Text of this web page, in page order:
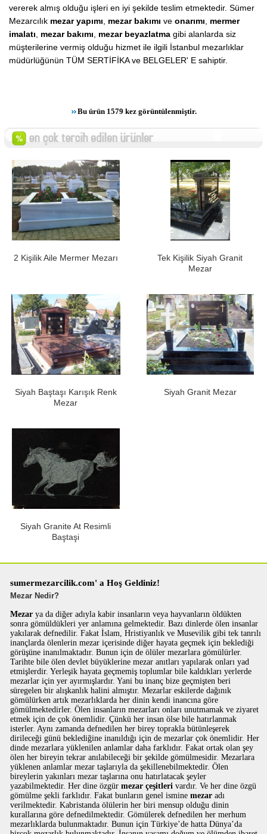
vererek almış olduğu işleri en iyi şekilde teslim etmektedir. Sümer
Mezarcılık mezar yapımı mezar bakımı ve onarımı
mermer
imalatı
mezar bakımı mezar beyazlatmagibi alanlarda siz
müşterilerine vermiş olduğu hizmet ile ilgili İstanbul mezarlıklar
müdürlüğünün TÜM SERTİFİKA ve BELGELER' E sahiptir.
Bu ürün 1579 kez görüntülenmiştir.
2 Kişilik Aile Mermer Mezarı
Tek Kişilik Siyah Granit
Mezar
Siyah Baştaşı Karışık Renk
Mezar
Siyah Granit Mezar
Siyah Granite At Resimli
Baştaşi
sumermezarcilik.com' a Hoş Geldiniz!
Mezar Nedir?
Mezar ya da diğer adıyla kabir insanların veya hayvanların öldükten
sonra gömüldükleri yer anlamına gelmektedir. Bazı dinlerde ölen insanlar
yakılarak defnedilir. Fakat İslam, Hristiyanlık ve Musevilik gibi tek tanrılı
inançlarda ölenlerin mezar içerisinde diğer hayata geçmek için beklediği
görüşüne inanılmaktadır. Bunun için de ölüler mezarlara gömülürler.
Tarihte bile ölen devlet büyüklerine mezar anıtları yapılarak onları yad
etmişlerdir. Yerleşik hayata geçmemiş toplumlar bile kaldıkları yerlerde
mezarlar için yer ayırmışlardır. Yani bu inanç bize geçmişten beri
süregelen bir alışkanlık halini almıştır. Mezarlar eskilerde dağınık
gömülürken artık mezarlıklarda her dinin kendi inancına göre
gömülmektedirler. Ölen insanların mezarları onları unutmamak ve ziyaret
etmek için de çok önemlidir. Çünkü her insan ölse bile hatırlanmak
isterler. Aynı zamanda defnedilen her birey toprakla bütünleşerek
dirileceği günü beklediğine inanıldığı için de mezarlar çok önemlidir. Her
dinde mezarlara yüklenilen anlamlar daha farklıdır. Fakat ortak olan şey
ölen her bireyin tekrar anılabileceği bir şekilde gömülmesidir. Mezarlara
yüklenen anlamlar mezar taşlarıyla da şekillenebilmektedir. Ölen
bireylerin yakınları mezar taşlarına onu hatırlatacak şeyler
yazabilmektedir. Her dine özgürmezar çeşitleri vardır. Ve her dine özgü
gömülme şekli farklıdır. Fakat bunların genel isminemezar adı
verilmektedir. Kabristanda ölülerin her biri mensup olduğu dinin
kurallarına göre defnedilmektedir. Gömülerek defnedilen her merhum
mezarlıklarda bulunmaktadır. Bunun için Türkiye’de hatta Dünya’da